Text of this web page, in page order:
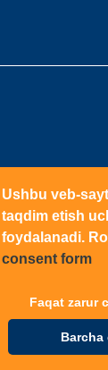
Ushbu veb-
taqdim etish
foydalanadi.
consent form
Faqat zarur
bo‘yicha kelishuv